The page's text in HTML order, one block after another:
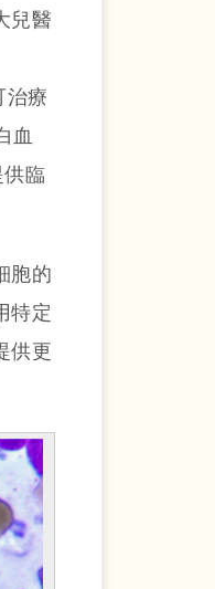
兒醫
治療
血
臨
胞的
特定
供更